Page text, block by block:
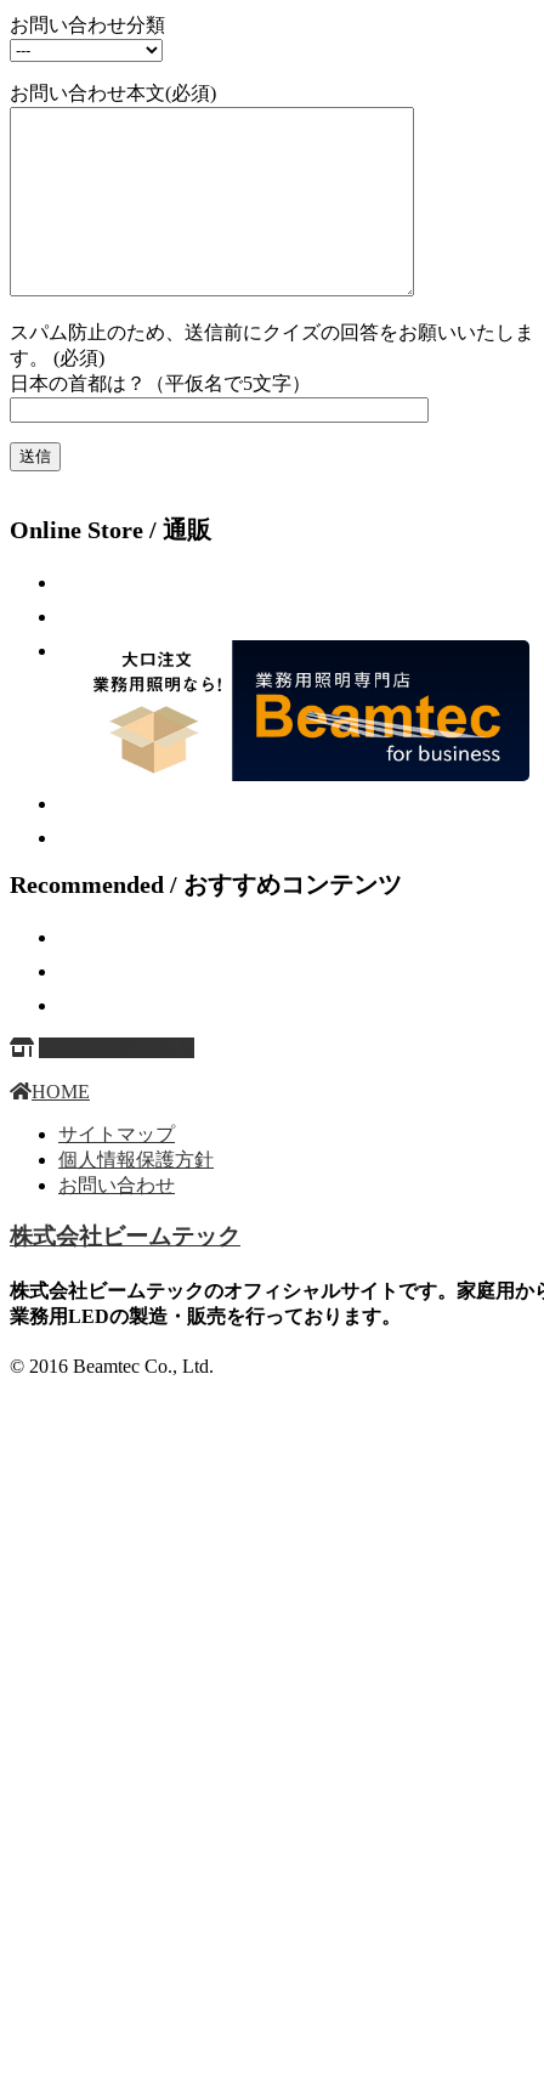
お問い合わせ分類
お問い合わせ本文(必須)
スパム防止のため、送信前にクイズの回答をお願いいたしま
す。 (必須)
日本の首都は？（平仮名で5文字）
Online Store / 通販
Recommended / おすすめコンテンツ
HOME
サイトマップ
個人情報保護方針
お問い合わせ
株式会社ビームテック
株式会社ビームテックのオフィシャルサイトです。家庭用か
業務用LEDの製造・販売を行っております。
© 2016 Beamtec Co., Ltd.